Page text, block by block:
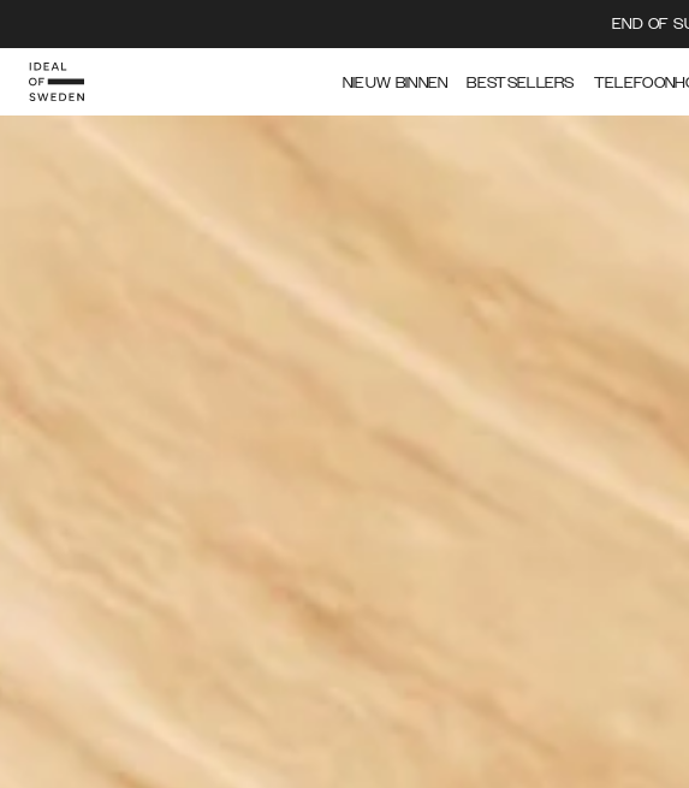
END OF
IDEAL OF SWEDEN NIEUW BINNEN BESTSELLERS